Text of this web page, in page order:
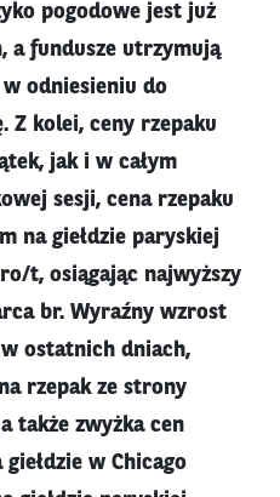
pogodowe jest już
a fundusze utrzymują
odniesieniu do
Z kolei, ceny rzepaku
jak i w całym
sesji, cena rzepaku
na giełdzie paryskiej
t, osiągając najwyższy
br. Wyraźny wzrost
ostatnich dniach,
rzepak ze strony
także zwyżka cen
w Chicago